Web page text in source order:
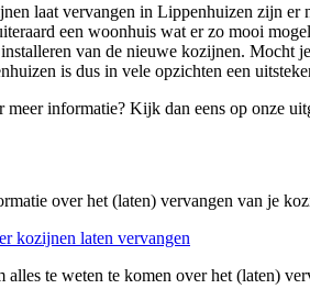
laat vervangen in Lippenhuizen zijn
een woonhuis wat er zo mooi
van de nieuwe kozijnen.
is dus in vele opzichten een
meer informatie? Kijk dan eens op onze
over het (laten) vervangen van je
kozijnen laten vervangen
te weten te komen over het (laten)